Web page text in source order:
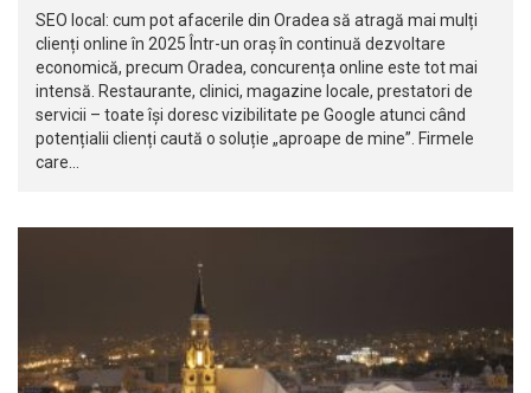
SEO local: cum pot afacerile din Oradea să atragă mai mulți
clienți online în 2025 Într-un oraș în continuă dezvoltare
economică, precum Oradea, concurența online este tot mai
intensă. Restaurante, clinici, magazine locale, prestatori de
servicii – toate își doresc vizibilitate pe Google atunci când
potențialii clienți caută o soluție „aproape de mine”. Firmele
care…